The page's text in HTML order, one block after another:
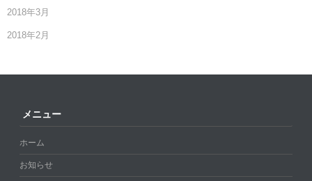
2018年3月
2018年2月
メニュー
ホーム
お知らせ